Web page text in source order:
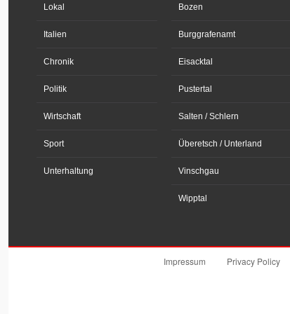
Lokal
Italien
Chronik
Politik
Wirtschaft
Sport
Unterhaltung
Bozen
Burggrafenamt
Eisacktal
Pustertal
Salten / Schlern
Überetsch / Unterland
Vinschgau
Wipptal
Impressum Privacy Policy